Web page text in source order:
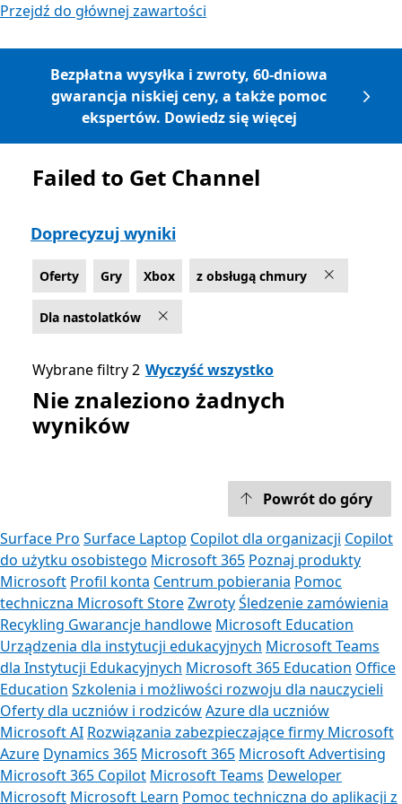
Przejdź do głównej zawartości
Bezpłatna wysyłka i zwroty, 60-dniowa
gwarancja niskiej ceny, a także pomoc
ekspertów. Dowiedz się więcej
Lista Microsoft.com
Failed to Get Channel
Doprecyzuj wyniki
Oferty Gry Xbox z obsługą chmury
Dla nastolatków
Wybrane filtry 2 Wyczyść wszystko
Nie znaleziono żadnych
wyników
Powrót do góry
Surface Pro Surface Laptop Copilot dla organizacji Copilot
do użytku osobistego Microsoft 365 Poznaj produkty
Microsoft Profil konta Centrum pobierania Pomoc
techniczna Microsoft StoreZwrotyŚledzenie zamówienia
Recykling Gwarancje handlowe Microsoft Education
Urządzenia dla instytucji edukacyjnych Microsoft Teams
dla Instytucji Edukacyjnych Microsoft 365 Education Office
Education Szkolenia i możliwości rozwoju dla nauczycieli
Oferty dla uczniów i rodzicówAzure dla uczniów
Microsoft AI Rozwiązania zabezpieczające firmy Microsoft
Azure Dynamics 365 Microsoft 365 Microsoft Advertising
Microsoft 365 Copilot Microsoft Teams Deweloper
Microsoft Microsoft Learn Pomoc techniczna do aplikacji z